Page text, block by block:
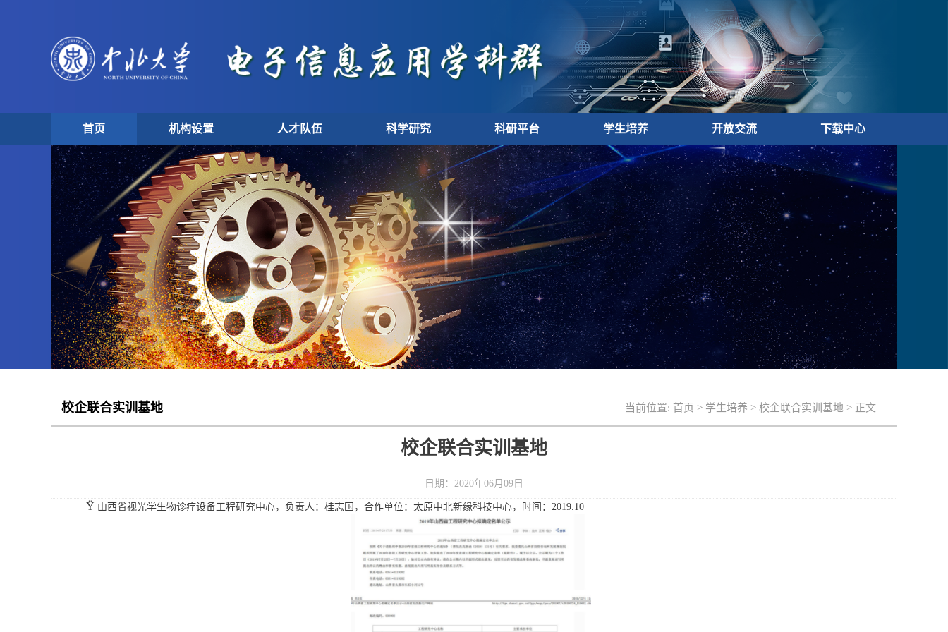
首页 机构设置 人才队伍 科学研究 科研平台 学生培养 开放交流 下载中心
校企联合实训基地 当前位置: 首页 > 学生培养 > 校企联合实训基地 > 正文
校企联合实训基地
日期：2020年06月09日
Ÿ 山西省视光学生物诊疗设备工程研究中心，负责人：桂志国，合作单位：太原中北新缘科技中心，时间： 2019.10